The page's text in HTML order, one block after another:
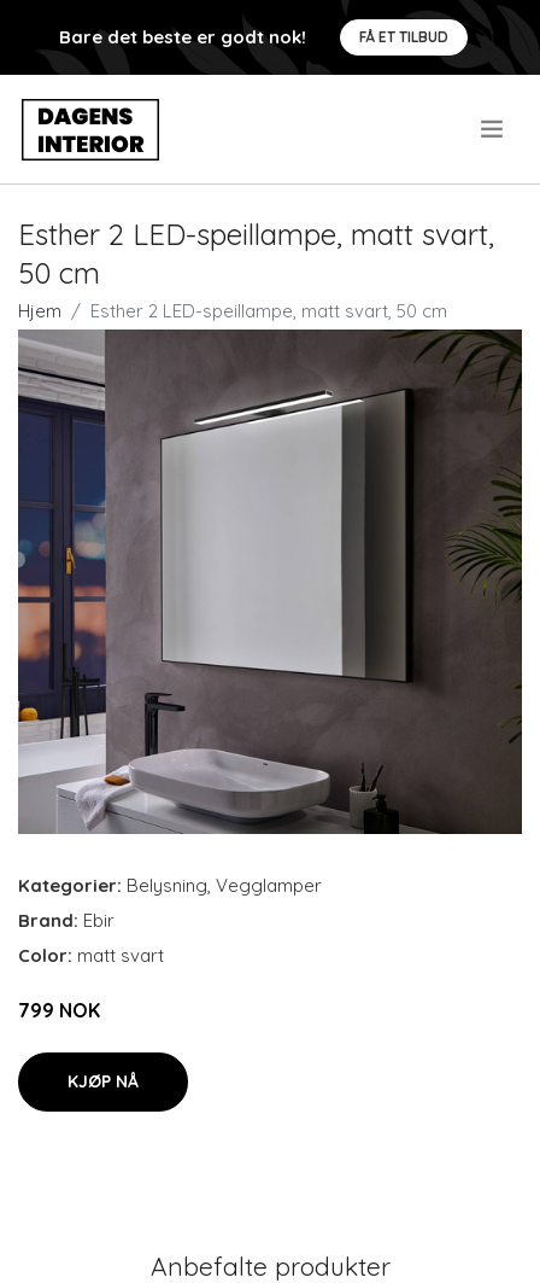
Bare det beste er godt nok! FÅ ET TILBUD
Esther 2 LED-speillampe, matt svart,
50 cm
Hjem Esther 2 LED-speillampe, matt svart, 50 cm
Kategorier: Belysning, Vegglamper
Brand: Ebir
Color: matt svart
799 NOK
KJØP NÅ
Anbefalte produkter